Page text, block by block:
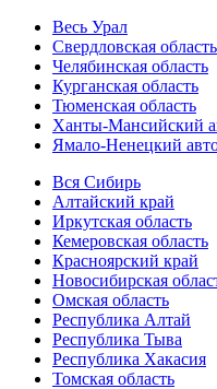
Весь Урал
Свердловская область
Челябинская область
Курганская область
Тюменская область
Ханты-Мансийский
Ямало-Ненецкий
Вся Сибирь
Алтайский край
Иркутская область
Кемеровская область
Красноярский край
Новосибирская
Омская область
Республика Алтай
Республика Тыва
Республика Хакасия
Томская область